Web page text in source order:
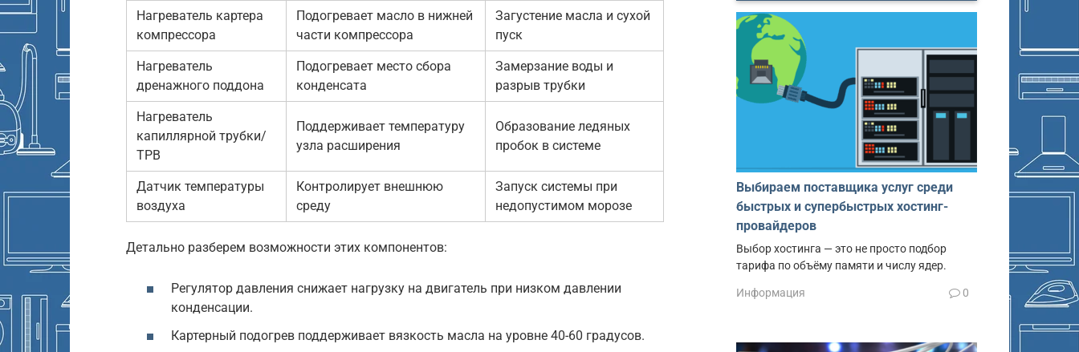
Нагреватель картера
компрессора
Подогревает масло в нижней
части компрессора
Загустение масла и сухой
пуск
Нагреватель
дренажного поддона
Подогревает место сбора
конденсата
Замерзание воды и
разрыв трубки
Нагреватель
капиллярной трубки/
ТРВ
Поддерживает температуру
узла расширения
Образование ледяных
пробок в системе
Датчик температуры
воздуха
Контролирует внешнюю
среду
Запуск системы при
недопустимом морозе
Детально разберем возможности этих компонентов:
Регулятор давления снижает нагрузку на двигатель при низком давлении
конденсации.
Картерный подогрев поддерживает вязкость масла на уровне 40-60 градусов.
Выбираем поставщика услуг среди
быстрых и супербыстрых хостинг-
провайдеров
Выбор хостинга — это не просто подбор
тарифа по объёму памяти и числу ядер.
Информация 0